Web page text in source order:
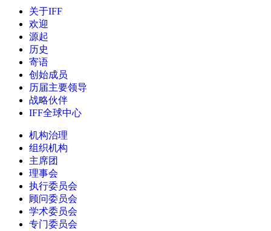
关于IFF
欢迎
源起
历史
寄语
创始成员
历届主要领导
战略伙伴
IFF全球中心
机构治理
组织机构
主席团
理事会
执行委员会
顾问委员会
学术委员会
专门委员会